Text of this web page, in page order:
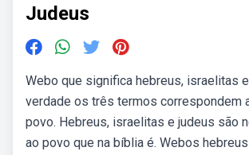
Judeus
Webo que significa hebreus, israelitas
verdade os três termos correspondem
povo. Hebreus, israelitas e judeus são
ao povo que na bíblia é. Webos